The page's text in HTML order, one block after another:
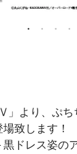
」より、ぷ
致します！
黒ドレス姿の